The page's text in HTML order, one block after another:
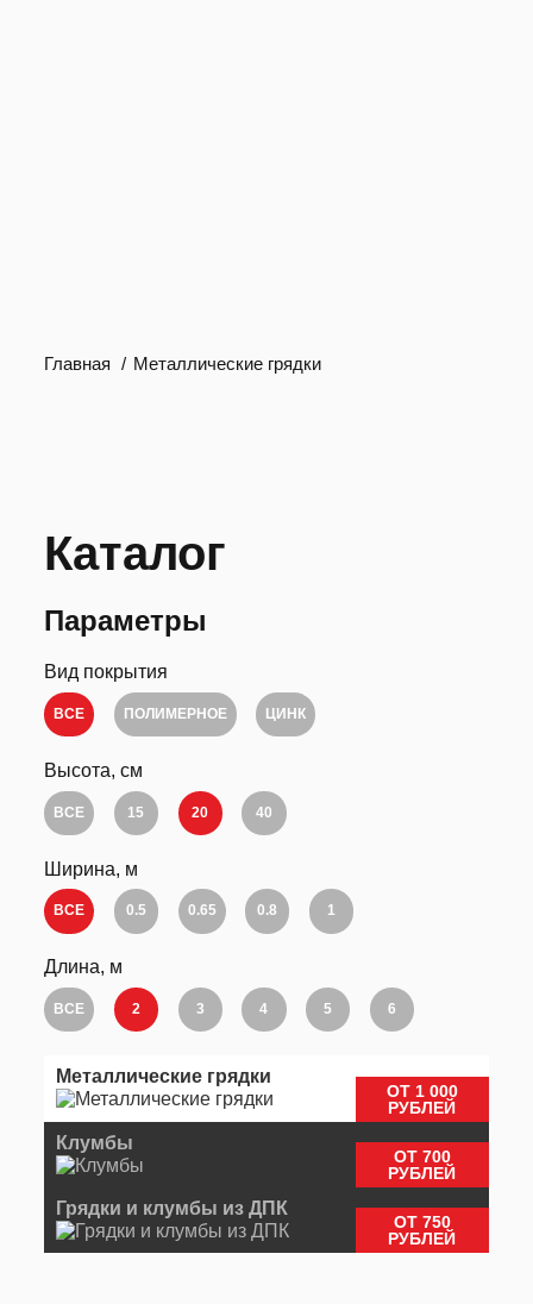
Главная Металлические грядки
Каталог
Параметры
Вид покрытия
ВСЕ ПОЛИМЕРНОЕ ЦИНК
Высота, см
ВСЕ 15 20 40
Ширина, м
ВСЕ 0.5 0.65 0.8 1
Длина, м
ВСЕ 2 3 4 5 6
Металлические грядки
ОТ 1 000
РУБЛЕЙ
Клумбы
ОТ 700
РУБЛЕЙ
Грядки и клумбы из ДПК
ОТ 750
РУБЛЕЙ